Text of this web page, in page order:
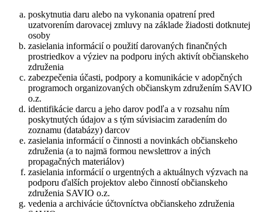
poskytnutia daru alebo na vykonania opatrení pred
uzatvorením darovacej zmluvy na základe žiadosti dotknutej
osoby
zasielania informácií o použití darovaných finančných
prostriedkov a výziev na podporu iných aktivít občianskeho
združenia
zabezpečenia účasti, podpory a komunikácie v adopčných
programoch organizovaných občianskym združením SAVIO
o.z.
identifikácie darcu a jeho darov podľa a v rozsahu ním
poskytnutých údajov a s tým súvisiacim zaradením do
zoznamu (databázy) darcov
zasielania informácií o činnosti a novinkách občianskeho
združenia (a to najmä formou newslettrov a iných
propagačných materiálov)
zasielania informácií o urgentných a aktuálnych výzvach na
podporu ďalších projektov alebo činností občianskeho
združenia SAVIO o.z.
vedenia a archivácie účtovníctva občianskeho združenia